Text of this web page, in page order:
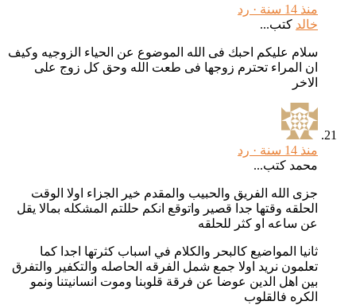
رد
كتب...
سلام عليكم احبك فى الله الموضوع عن الحياء الزوجيه وكيف
ان المراء تحترم زوجها فى طعت الله وحق كل زوج على
رد
محمد كتب...
جزى الله الفريق والحبيب والمقدم خير الجزاء اولا الوقت
الحلقه وقتها جدا قصير واتوقع انكم حللتم المشكله بمالا يقل
عن ساعه او كثر للحلقه
ثانيا المواضيع كالبحر والكلام في اسباب كثرتها اجدا كما
تعلمون نريد اولا جمع شمل الفرقه الحاصله والتكفير والتفرق
بين اهل الدين عوضا عن فرقة قلوبنا وموت انسانيتنا ونمو
الكره فالقلوب